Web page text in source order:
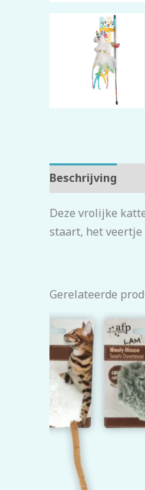
Beschrijving
Deze vrolijke
staart, het
Gerelateerde